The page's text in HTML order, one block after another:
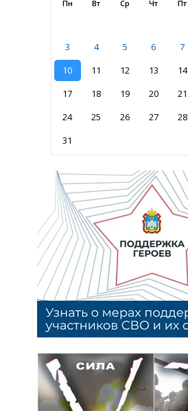
Пн Вт Ср Чт Пт
3
4 5 6 7
10
11 12 13 14
17
18 19 20 21
24
25 26 27 28
31